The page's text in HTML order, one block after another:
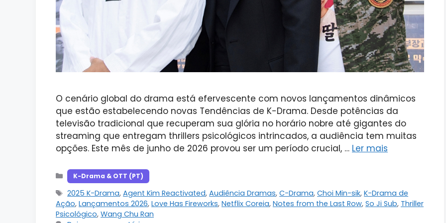
O cenário global do drama está efervescente com novos lançamentos dinâmicos
que estão estabelecendo novas Tendências de K-Drama. Desde potências da
televisão tradicional que recuperam sua glória no horário nobre até gigantes do
streaming que entregam thrillers psicológicos intrincados, a audiência tem muitas
opções. Este mês de junho de 2026 provou ser um período crucial, … Ler mais
Categorias
K-Drama & OTT (PT)
Tags
2025 K-Drama,Agent Kim Reactivated,Audiência Dramas,C-Drama,Choi Min-sik,K-Drama de
Ação, Lançamentos 2026, Love Has Fireworks, Netflix Coreia, Notes from the Last Row, So Ji Sub, Thriller
Psicológico, Wang Chu Ran